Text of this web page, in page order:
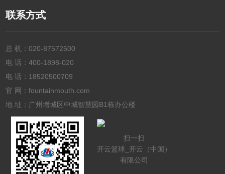
联系方式
总 机：020-87572500
电 话：400-1898-020
电 话： 18520500709
官 网：fountainmouth.com
地 址：广州增城区中城智慧园B1栋办公楼
扫一扫
开云篮球_开云（中国）
有限公司